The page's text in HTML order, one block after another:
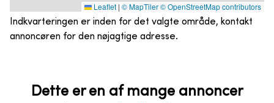
Leaflet | © MapTiler© OpenStreetMap contributors
Indkvarteringen er inden for det valgte område, kontakt
annoncøren for den nøjagtige adresse.
Dette er en af mange annoncer